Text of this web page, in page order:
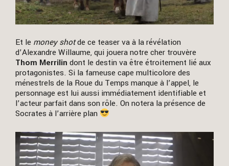
Et le money shotde ce teaser va à la révélation
d’Alexandre Willaume, qui jouera notre cher trouvère
Thom Merrilin dont le destin va être étroitement lié aux
protagonistes. Si la fameuse cape multicolore des
ménestrels de la Roue du Temps manque à l’appel, le
personnage est lui aussi immédiatement identifiable et
l’acteur parfait dans son rôle. On notera la présence de
Socrates à l’arrière plan